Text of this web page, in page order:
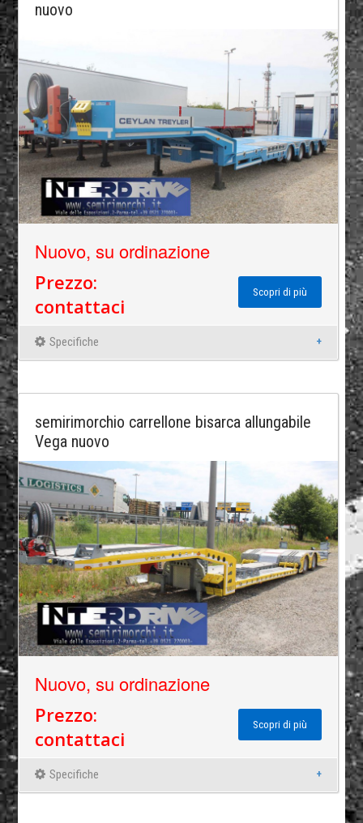
nuovo
Nuovo, su ordinazione
Prezzo:
contattaci
Scopri di più
Specifiche
semirimorchio carrellone bisarca allungabile
Vega nuovo
Nuovo, su ordinazione
Prezzo:
contattaci
Scopri di più
Specifiche